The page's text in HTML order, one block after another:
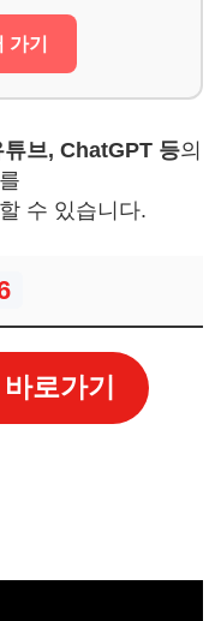
기
브, ChatGPT 등의
수 있습니다.
로가기